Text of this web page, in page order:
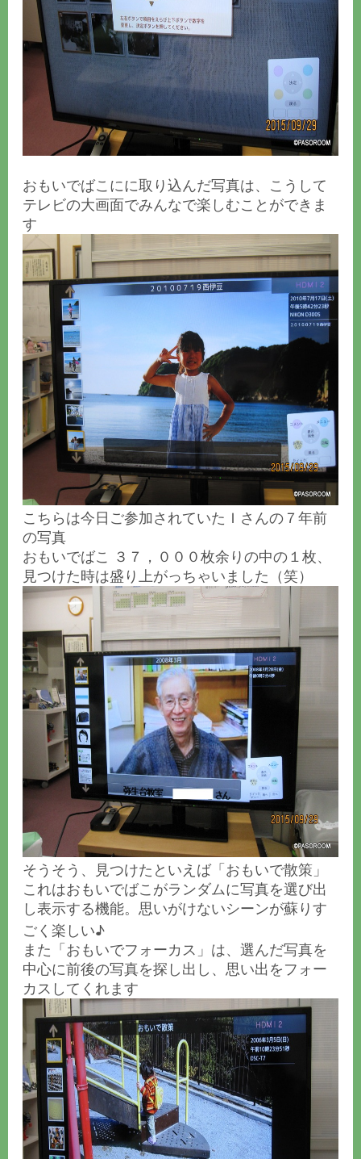
おもいでばこにに取り込んだ写真は、こうして
テレビの大画面でみんなで楽しむことができま
す
こちらは今日ご参加されていたＩさんの７年前
の写真
おもいでばこ ３７，０００枚余りの中の１枚、
見つけた時は盛り上がっちゃいました（笑）
そうそう、見つけたといえば「おもいで散策」
これはおもいでばこがランダムに写真を選び出
し表示する機能。思いがけないシーンが蘇りす
ごく楽しい♪
また「おもいでフォーカス」は、選んだ写真を
中心に前後の写真を探し出し、思い出をフォー
カスしてくれます